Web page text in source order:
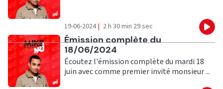
19-06-2024 | 2 h 30 min 29 sec
Ecouter
Émission complète du
18/06/2024
Écoutez l'émission complète du mardi 18
juin avec comme premier invité monsieur ...